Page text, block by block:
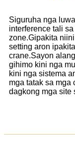
Siguruha nga
interference tali
zone.Gipakita
setting aron
crane.Sayon
gihimo kini nga
kini nga sistema
mga tatak sa mga
dagkong mga site